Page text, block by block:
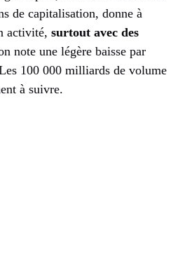
de capitalisation, donne à
activité, surtout avec des
note une légère baisse par
100 000 milliards de volume
à suivre.